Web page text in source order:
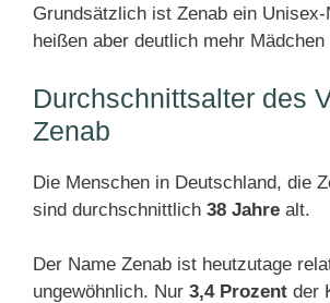
Grundsätzlich ist Zenab ein Unisex-
heißen aber deutlich mehr Mädchen
Durchschnittsalter des
Zenab
Die Menschen in Deutschland, die
sind durchschnittlich 38 Jahre alt.
Der Name Zenab ist heutzutage
ungewöhnlich. Nur 3,4 Prozent der